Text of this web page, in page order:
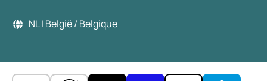
NL | België / Belgique